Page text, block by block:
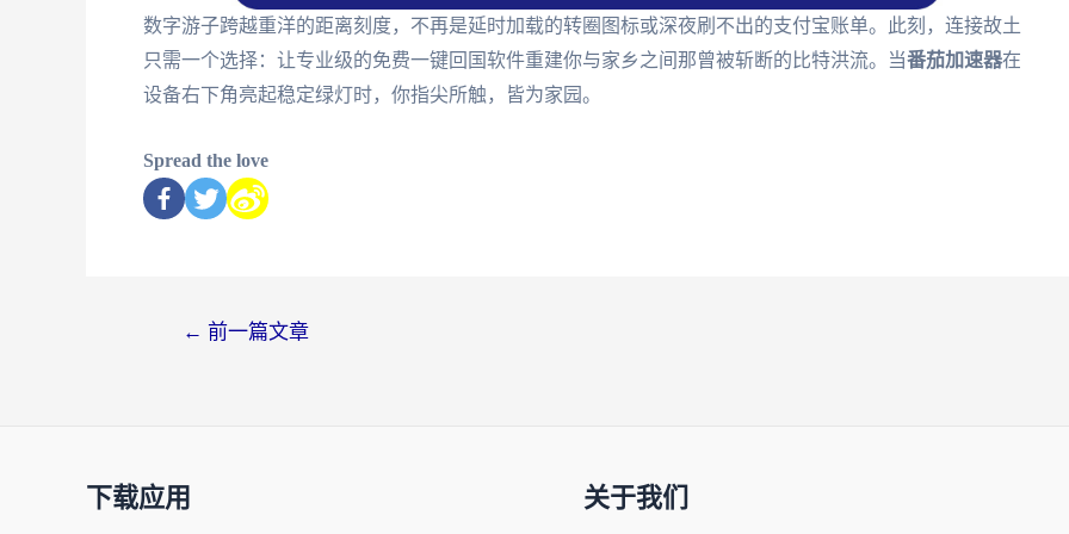
数字游子跨越重洋的距离刻度，不再是延时加载的转圈图标或深夜刷不出的支付宝账单。此刻，连接故土
只需一个选择：让专业级的免费一键回国软件重建你与家乡之间那曾被斩断的比特洪流。当番茄加速器在
设备右下角亮起稳定绿灯时，你指尖所触，皆为家园。
Spread the love
← 前一篇文章
下载应用 关于我们